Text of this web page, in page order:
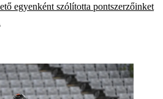
egyenként szólította pontszerzőinket